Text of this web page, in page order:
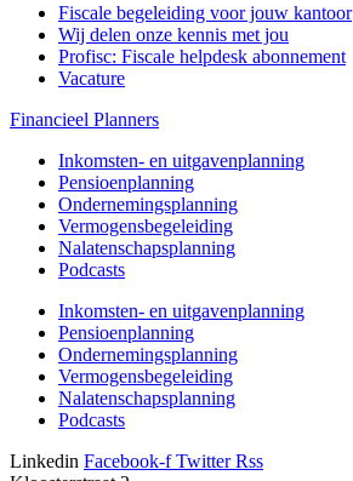
Fiscale begeleiding voor jouw kantoor
Wij delen onze kennis met jou
Profisc: Fiscale helpdesk abonnement
Vacature
Financieel Planners
Inkomsten- en uitgavenplanning
Pensioenplanning
Ondernemingsplanning
Vermogensbegeleiding
Nalatenschapsplanning
Podcasts
Inkomsten- en uitgavenplanning
Pensioenplanning
Ondernemingsplanning
Vermogensbegeleiding
Nalatenschapsplanning
Podcasts
Linkedin Facebook-f Twitter Rss